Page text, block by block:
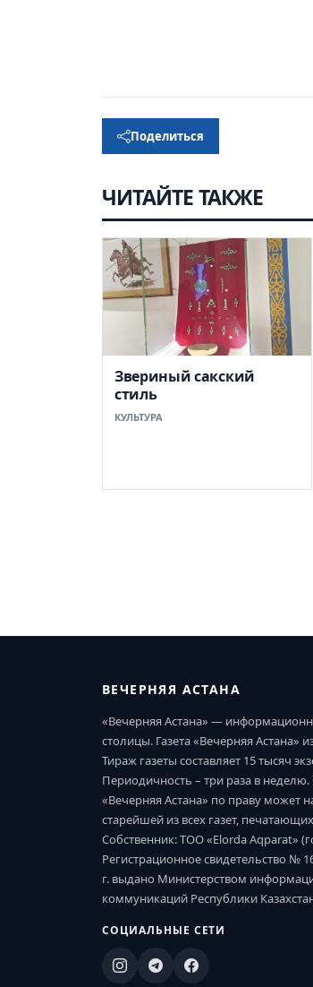
Поделиться
ЧИТАЙТЕ ТАКЖЕ
Звериный сакский
стиль
КУЛЬТУРА
ВЕЧЕРНЯЯ АСТАНА
«Вечерняя Астана» —
столицы. Газета «Вечерняя Астана»
Тираж газеты составляет 15 тысяч
Периодичность – три раза в неделю.
«Вечерняя Астана» по праву может
старейшей из всех газет,
Собственник: ТОО «Elorda Aqparat»
Регистрационное свидетельство №
г. выдано Министерством
коммуникаций Республики
СОЦИАЛЬНЫЕ СЕТИ